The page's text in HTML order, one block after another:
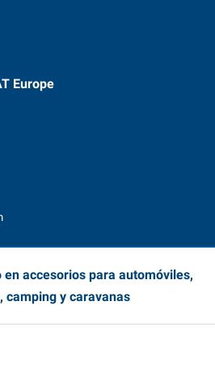
Europe
en accesorios para automóviles,
camping y caravanas